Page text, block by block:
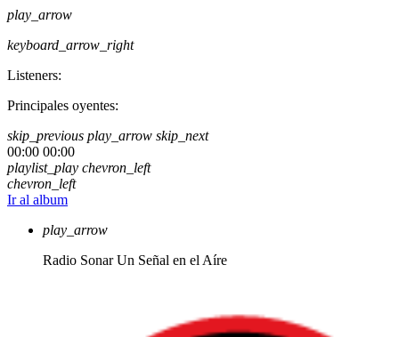
play_arrow
keyboard_arrow_right
Listeners:
Principales oyentes:
skip_previous play_arrow skip_next
00:00 00:00
playlist_play chevron_left
chevron_left
Ir al album
play_arrow
Radio Sonar Un Señal en el Aíre